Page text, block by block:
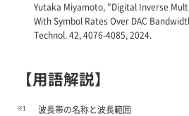
Yutaka Miyamoto, "Digital Inverse
With Symbol Rates Over DAC
Technol. 42, 4076-4085, 2024.
【用語解説】
※1
波長帯の名称と波長範囲